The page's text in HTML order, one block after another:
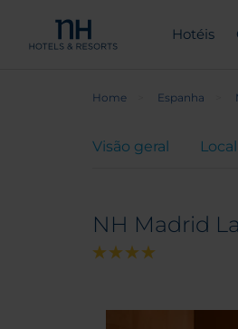
Hotéis
Home Espanha
Visão geral
NH Madrid